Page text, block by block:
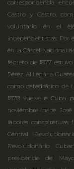
correspondencia
Castro y Castro,
voluntario en el
independentistas. Por
en la Cárcel Nacional
febrero de 1877
Pérez. Al llegar a
como catedrático de
1878 vuelve a Cuba
noviembre nace
labores
Central
Revolucionario
presidencia del